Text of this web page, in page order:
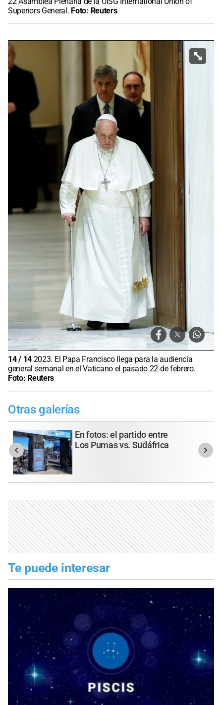
Superiors General. Foto: Reuters
14/ 14 2023. El Papa Francisco llega para la audiencia
general semanal en el Vaticano el pasado 22 de febrero.
Foto: Reuters
Otras galerías
En fotos: el partido entre
Los Pumas vs. Sudáfrica
Te puede interesar